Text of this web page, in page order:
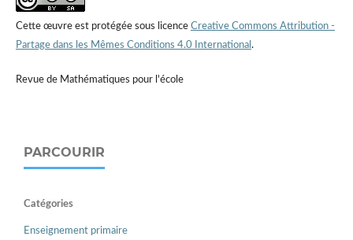
Cette œuvre est protégée sous licence Creative Commons Attribution -
Partage dans les Mêmes Conditions 4.0 International .
Revue de Mathématiques pour l'école
PARCOURIR
Catégories
Enseignement primaire